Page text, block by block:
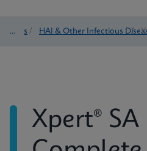
Tests / HAI & Other Infectious /
Xpert® SA